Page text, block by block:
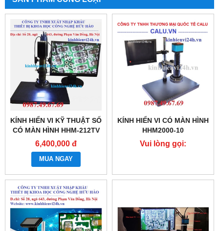
KÍNH HIỂN VI KỸ THUẬT SỐ
CÓ MÀN HÌNH HHM-212TV
6,400,000 đ
MUA NGAY
KÍNH HIỂN VI CÓ MÀN HÌNH
HHM2000-10
Vui lòng gọi: